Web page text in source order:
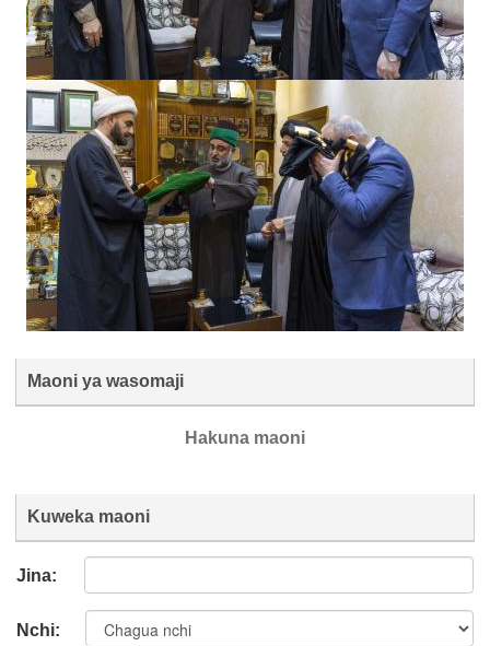
Maoni ya wasomaji
Hakuna maoni
Kuweka maoni
Jina:
Nchi: